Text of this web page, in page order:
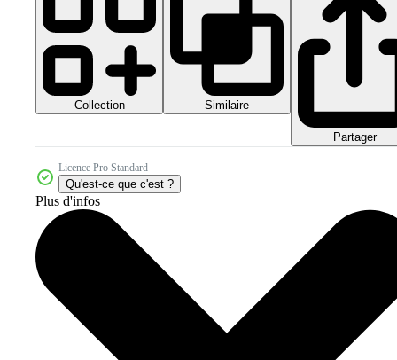
Collection Similaire
Partager
Licence Pro Standard
Qu'est-ce que c'est ?
Plus d'infos